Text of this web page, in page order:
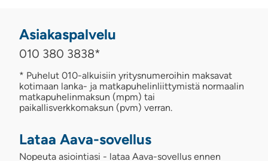
Asiakaspalvelu
010 380 3838*
* Puhelut 010-alkuisiin yritysnumeroihin maksavat
kotimaan lanka- ja matkapuhelinliittymistä normaalin
matkapuhelinmaksun (mpm) tai
paikallisverkkomaksun (pvm) verran.
Lataa Aava-sovellus
Nopeuta asiointiasi - lataa Aava-sovellus ennen